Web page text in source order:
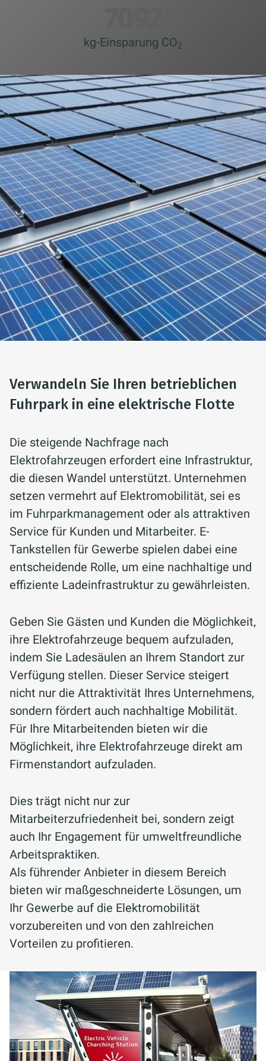
kg-Einsparung CO2
Verwandeln Sie Ihren betrieblichen
Fuhrpark in eine elektrische Flotte
Die steigende Nachfrage nach
Elektrofahrzeugen erfordert eine Infrastruktur,
die diesen Wandel unterstützt. Unternehmen
setzen vermehrt auf Elektromobilität, sei es
im Fuhrparkmanagement oder als attraktiven
Service für Kunden und Mitarbeiter. E-
Tankstellen für Gewerbe spielen dabei eine
entscheidende Rolle, um eine nachhaltige und
effiziente Ladeinfrastruktur zu gewährleisten.
Geben Sie Gästen und Kunden die Möglichkeit,
ihre Elektrofahrzeuge bequem aufzuladen,
indem Sie Ladesäulen an Ihrem Standort zur
Verfügung stellen. Dieser Service steigert
nicht nur die Attraktivität Ihres Unternehmens,
sondern fördert auch nachhaltige Mobilität.
Für Ihre Mitarbeitenden bieten wir die
Möglichkeit, ihre Elektrofahrzeuge direkt am
Firmenstandort aufzuladen.
Dies trägt nicht nur zur
Mitarbeiterzufriedenheit bei, sondern zeigt
auch Ihr Engagement für umweltfreundliche
Arbeitspraktiken.
Als führender Anbieter in diesem Bereich
bieten wir maßgeschneiderte Lösungen, um
Ihr Gewerbe auf die Elektromobilität
vorzubereiten und von den zahlreichen
Vorteilen zu profitieren.